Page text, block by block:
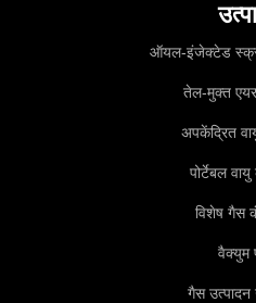
ऑयल-इंजेक्टेड
तेल-मुक्त
अपकेंद्रित
पोर्टेबल
विशेष गैस
वैक्युम
गैस